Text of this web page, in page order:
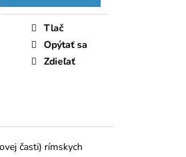
Tlač
Opýtať sa
Zdieľať
časti) rímskych